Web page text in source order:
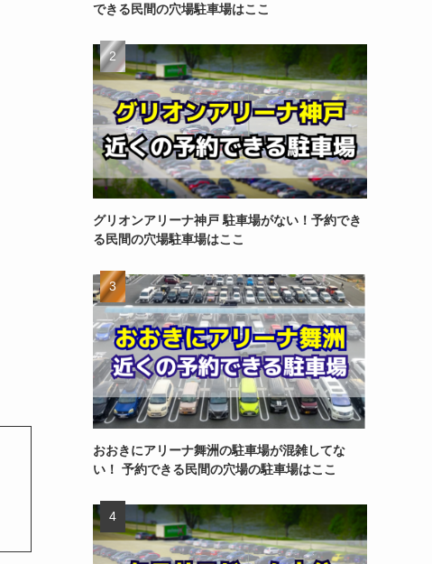
できる民間の穴場駐車場はここ
グリオンアリーナ神戸 駐車場がない！予約でき
る民間の穴場駐車場はここ
おおきにアリーナ舞洲の駐車場が混雑してな
い！ 予約できる民間の穴場の駐車場はここ